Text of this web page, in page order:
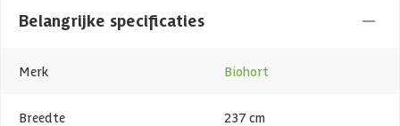
Belangrijke specificaties
Merk Biohort
Breedte 237 cm